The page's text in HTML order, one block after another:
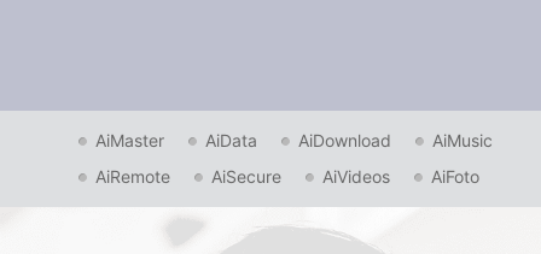
AiMaster AiData AiDownload
AiMusic
AiRemote
AiSecure AiVideos AiFoto